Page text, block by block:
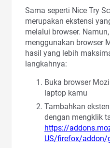
Sama seperti Nice Try
merupakan ekstensi
melalui browser.
menggunakan browser
hasil yang lebih
langkahnya:
Buka browser
laptop kamu
Tambahkan
dengan mengklik
https://
US/firefox/addon/